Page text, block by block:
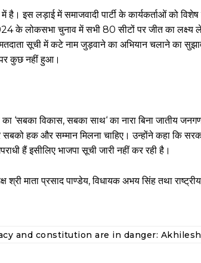
लड़ाई में समाजवादी पार्टी के कार्यकर्ताओं को विशेष
के लोकसभा चुनाव में सभी 80 सीटों पर जीत का
सूची में कटे नाम जुड़वाने का अभियान चलाने का
कुछ नहीं हुआ।
‘सबका विकास, सबका साथ‘ का नारा बिना जातीय
हक और सम्मान मिलना चाहिए। उन्होंने कहा कि
हैं इसीलिए भाजपा सूची जारी नहीं कर रही है।
माता प्रसाद पाण्डेय, विधायक अभय सिंह तथा
and constitution are in danger: Akhilesh